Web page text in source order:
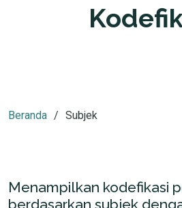
Beranda Subjek
Menampilkan kodefikasi
berdasarkan subjek